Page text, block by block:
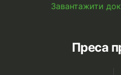
Завантажити
Преса